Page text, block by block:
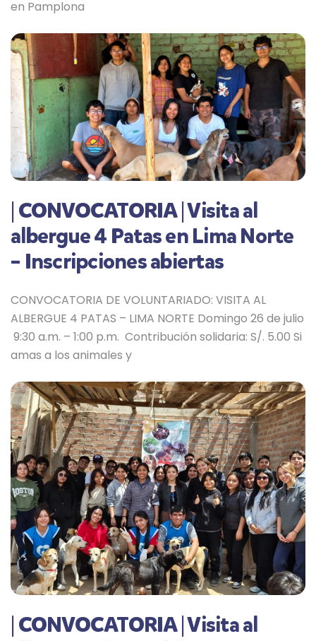
en Pamplona
| CONVOCATORIA | Visita al
albergue 4 Patas en Lima Norte
– Inscripciones abiertas
CONVOCATORIA DE VOLUNTARIADO: VISITA AL
ALBERGUE 4 PATAS – LIMA NORTE Domingo 26 de julio
9:30 a.m. – 1:00 p.m. Contribución solidaria: S/. 5.00 Si
amas a los animales y
| CONVOCATORIA | Visita al